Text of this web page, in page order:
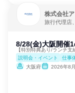
株式会社
旅行代理店
8/28(金)大阪開催
【特別特典あり/ランチ
説明会・イベント
仕事
大阪府
2026年8月